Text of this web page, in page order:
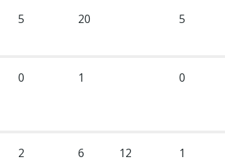
5 20 5
0 1 0
2 6 12 1